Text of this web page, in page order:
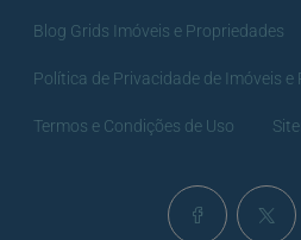
Blog Grids Imóveis e Propriedades
Política de Privacidade de Imóveis e
Termos e Condições de Uso